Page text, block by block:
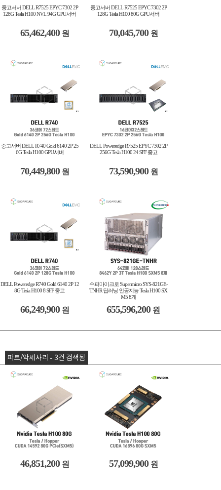
중고서버 DELL R7525 EPYC 7302 2P
128G Tesla H100 NVL 94G GPU서버
65,462,400 원
중고서버 DELL R7525 EPYC 7302 2P
128G Tesla H100 80G GPU서버
70,045,700 원
중고서버 DELL R740 Gold 6140 2P 25
6G Tesla H100 GPU서버
70,449,800 원
DELL Poweredge R7525 EPYC 7302 2P
256G Tesla H100 24 SFF 중고
73,590,900 원
DELL Poweredge R740 Gold 6140 2P 12
8G Tesla H100 8 SFF 중고
66,249,900 원
슈퍼마이크로 Supermicro SYS-821GE-
TNHR 딥러닝 인공지능 Tesla H100 SX
M5 8개
655,596,200 원
파트/악세사리 - 3건 검색됨
46,851,200 원 57,099,900 원